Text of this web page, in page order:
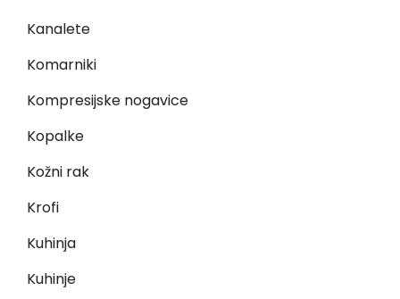
Kanalete
Komarniki
Kompresijske nogavice
Kopalke
Kožni rak
Krofi
Kuhinja
Kuhinje